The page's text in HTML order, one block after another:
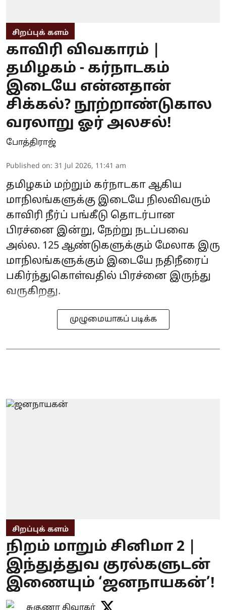
சிறப்புக் களம்
காவிரி விவகாரம் |
தமிழகம் - கர்நாடகம்
இடையே என்னதான்
சிக்கல்? நூற்றாண்டுகால
வரலாறு ஓர் அலசல்!
போத்திராஜ்
Published on: 31 Jul 2026, 11:41 am
தமிழகம் மற்றும் கர்நாடகா ஆகிய
மாநிலங்களுக்கு இடையே நிலவிவரும்
காவிரி நீர்ப் பங்கீடு தொடர்பான
பிரச்னை இன்று, நேற்று நடப்பவை
அல்ல. 125 ஆண்டுகளுக்கும் மேலாக இரு
மாநிலங்களுக்கும் இடையே நதிநீரைப்
பகிர்ந்துகொள்வதில் பிரச்னை இருந்து
வருகிறது.
முழுமையாகப் படிக்க
சிறப்புக் களம்
நிறம் மாறும் சினிமா 2 |
இந்துத்துவ குரல்களுடன்
இணையும் ‘ஜனநாயகன்’!
சுகுணா திவாகர்